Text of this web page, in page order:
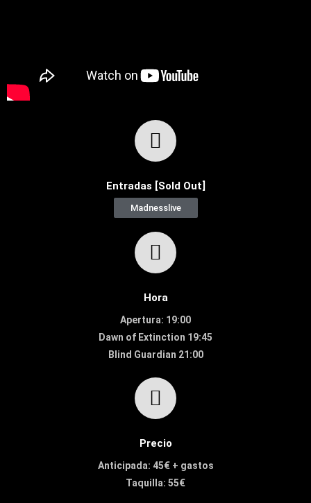
Entradas [Sold Out]
Madnesslive
Hora
Apertura: 19:00
Dawn of Extinction 19:45
Blind Guardian 21:00
Precio
Anticipada: 45€ + gastos
Taquilla: 55€